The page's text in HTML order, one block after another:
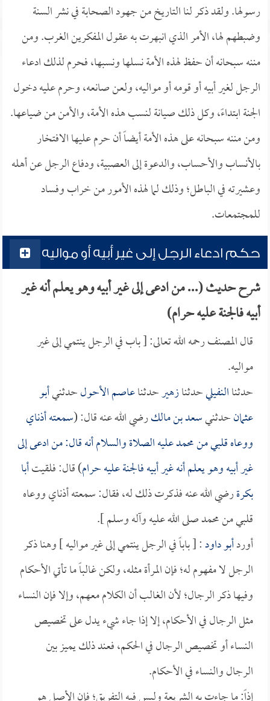
رسولها. ولقد ذكر لنا التاريخ من جهود الصحابة في نشر السنة
وضبطهم لها، الأمر الذي انبهرت به عقول المفكرين الغرب. ومن
مننه سبحانه أن حفظ لهذه الأمة نسلها ونسبها، فحرم لذلك ادعاء
الرجل لغير أبيه أو قومه أو مواليه، ولعن صانعه، وحرم عليه دخول
الجنة ابتداءً، وكل ذلك صيانة لنسب هذه الأمة، والأمن من ضياعها.
ومن مننه سبحانه على هذه الأمة أيضاً أن حرم عليها الافتخار
بالأنساب والأحساب، والدعوة إلى العصبية، ودفاع الرجل عن أهله
وعشيرته في الباطل؛ وذلك لما لهذه الأمور من خراب وفساد
للمجتمعات.
حكم ادعاء الرجل إلى غير أبيه أو مواليه
شرح حديث (... من ادعى إلى غير أبيه وهو يعلم أنه غير
أبيه فالجنة عليه حرام)
قال المصنف رحمه الله تعالى: [ باب في الرجل ينتمي إلى غير
مواليه.
حدثناالنفيليحدثنازهيرحدثناعاصم الأحولحدثنيأبو
عثمانحدثنيسعد بن مالكرضي الله عنه قال: (سمعته أذناي
ووعاه قلبي من محمد عليه الصلاة والسلام أنه قال: من ادعى إلى
غير أبيه وهو يعلم أنه غير أبيه فالجنة عليه حرام) قال: فلقيتأبا
بكرةرضي الله عنه فذكرت ذلك له، فقال: سمعته أذناي ووعاه
قلبي من محمد صلى الله عليه وآله وسلم ].
أوردأبو داود: [ باباً في الرجل ينتمي إلى غير مواليه ] وهنا ذكر
الرجل لا مفهوم له؛ فإن المرأة مثله، ولكن غالباً ما تأتي الأحكام
وفيها ذكر الرجال؛ لأن الغالب أن الكلام معهم، وإلا فإن النساء
مثل الرجال في الأحكام، إلا إذا جاء شيء يدل على تخصيص
النساء أو تخصيص الرجال في الحكم، فعند ذلك يميز بين
الرجال والنساء في الأحكام.